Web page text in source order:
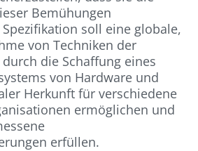
Bemühungen
soll eine globale,
von Techniken der
die Schaffung eines
von Hardware und
Herkunft für verschiedene
ermöglichen und
erfüllen.